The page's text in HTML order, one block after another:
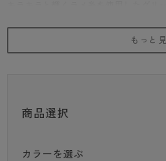
補強トウが施されているので、つま先
ルバーの3色展開で、どんなコーディ
商品選択
カラーを選ぶ